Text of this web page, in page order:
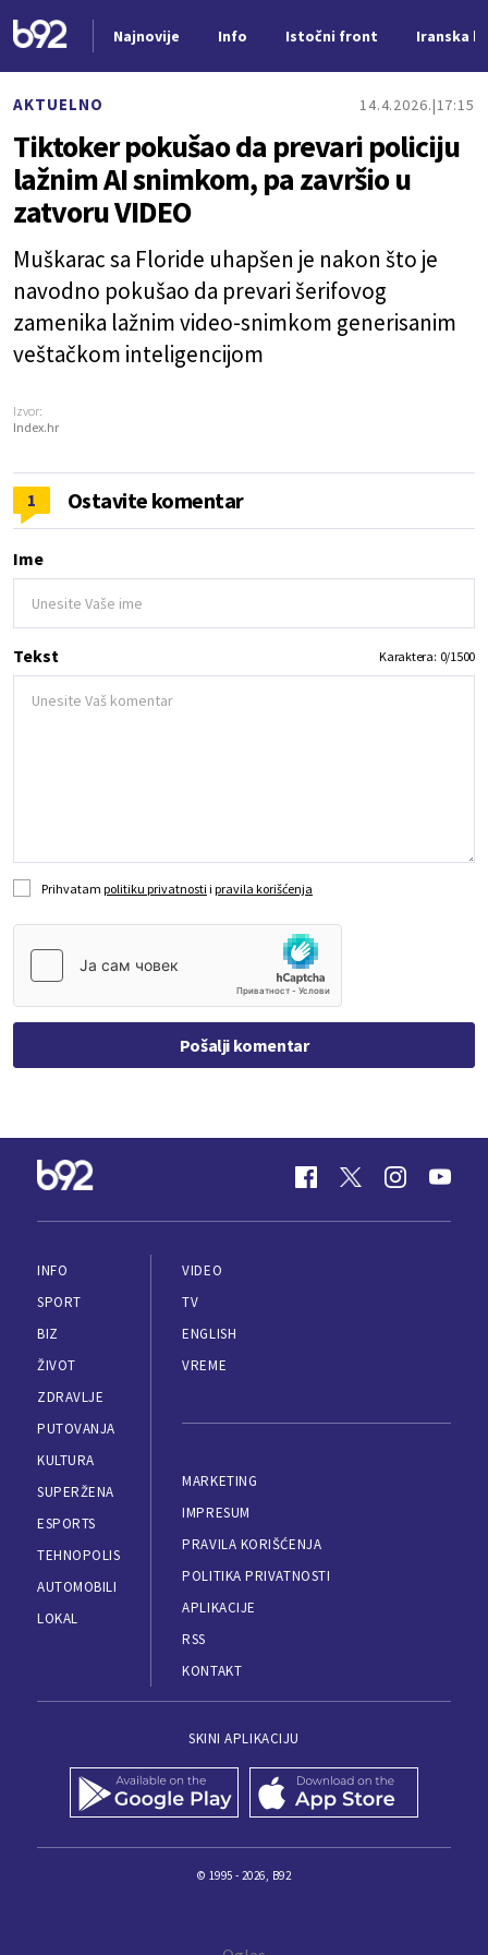
Najnovije Info Istočni front Iranska
AKTUELNO 14.4.2026. 17:15
Tiktoker pokušao da prevari policiju
lažnim AI snimkom, pa završio u
zatvoru VIDEO
Muškarac sa Floride uhapšen je nakon što je
navodno pokušao da prevari šerifovog
zamenika lažnim video-snimkom generisanim
veštačkom inteligencijom
Izvor:
Index.hr
1 Ostavite komentar
Ime
Tekst Karaktera: 0/1500
Prihvatam politiku privatnosti i pravila korišćenja
Pošalji komentar
INFO
SPORT
BIZ
ŽIVOT
ZDRAVLJE
PUTOVANJA
KULTURA
SUPERŽENA
ESPORTS
TEHNOPOLIS
AUTOMOBILI
LOKAL
VIDEO
TV
ENGLISH
VREME
MARKETING
IMPRESUM
PRAVILA KORIŠĆENJA
POLITIKA PRIVATNOSTI
APLIKACIJE
RSS
KONTAKT
SKINI APLIKACIJU
© 1995 - 2026, B92